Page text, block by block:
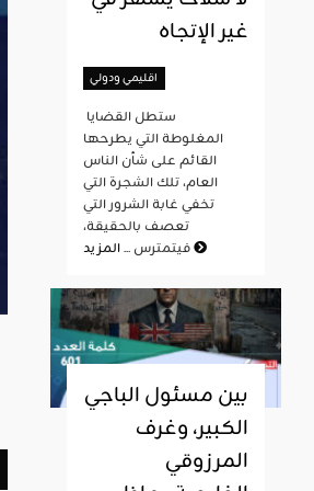
غير الإتجاه
اقليمي ودولي
المغلوطة التي يطرحها
القائم على شأن الناس
العام، تلك الشجرة التي
تخفي غابة الشرور التي
تعصف بالحقيقة،
فيتمترس ...المزيد
بين مسئول الباجي
الكبير، وغرف
المرزوقي